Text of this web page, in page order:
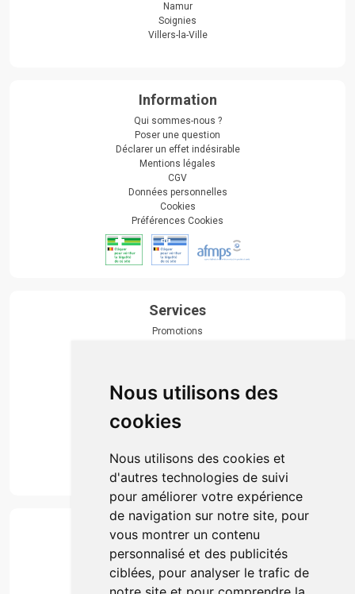
Nous utilisons des
cookies
Nous utilisons des cookies et
d'autres technologies de suivi
pour améliorer votre expérience
de navigation sur notre site, pour
vous montrer un contenu
personnalisé et des publicités
ciblées, pour analyser le trafic de
Namur
Soignies
Villers-la-Ville
Information
Qui sommes-nous ?
Poser une question
Déclarer un effet indésirable
Mentions légales
CGV
Données personnelles
Cookies
Préférences Cookies
Services
Promotions
Actualités & conseils
Événements
Marques
Suivez-nous
Paiement
Simple, rapide et 100% sécurisé